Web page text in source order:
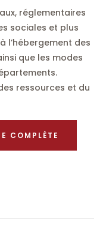
réglementaires
sociales et plus
l’hébergement des
que les modes
ressources et du
COMPLÈTE